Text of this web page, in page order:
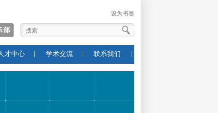
设为书签
才中心 学术交流 联系我们